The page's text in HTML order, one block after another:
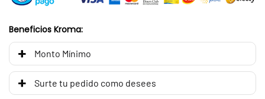
Beneficios Kroma:
Monto Mínimo
Surte tu pedido como desees